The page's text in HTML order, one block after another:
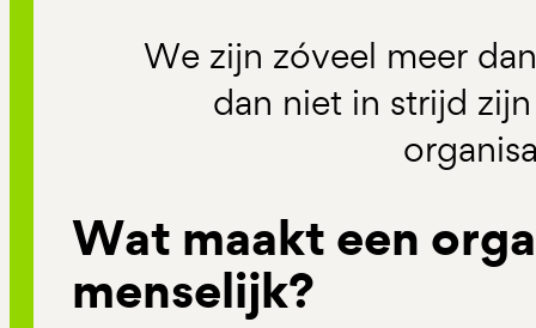
We zijn zóveel meer
dan niet in strijd
Wat maakt een
menselijk?